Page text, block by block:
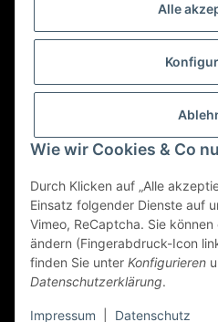
Alle
Wie wir Cookies & Co
Durch Klicken auf „Alle
Einsatz folgender Dienste auf
Vimeo, ReCaptcha. Sie
ändern (Fingerabdruck-Icon
finden Sie unter Konfigurieren
Datenschutzerklärung.
Impressum Datenschutz
Informationen
Mehr über
Vertrag
* Alle Preise inkl. gesetzlicher